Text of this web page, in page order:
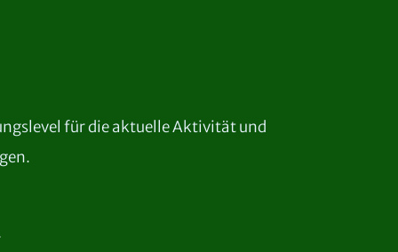
für die aktuelle Aktivität und